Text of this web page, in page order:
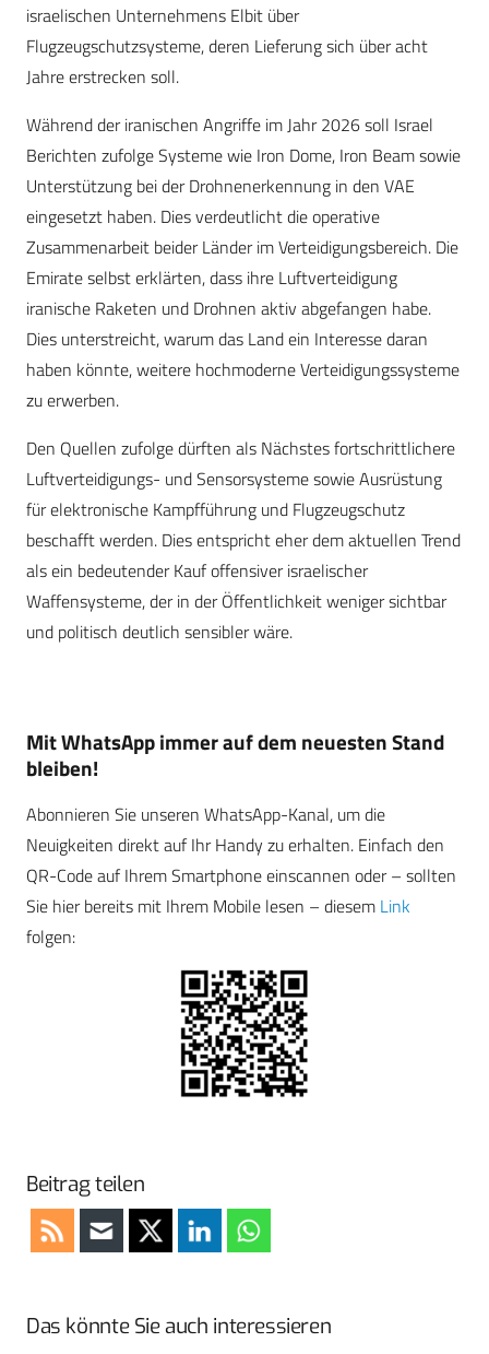
israelischen Unternehmens Elbit über
Flugzeugschutzsysteme, deren Lieferung sich über acht
Jahre erstrecken soll.
Während der iranischen Angriffe im Jahr 2026 soll Israel
Berichten zufolge Systeme wie Iron Dome, Iron Beam sowie
Unterstützung bei der Drohnenerkennung in den VAE
eingesetzt haben. Dies verdeutlicht die operative
Zusammenarbeit beider Länder im Verteidigungsbereich. Die
Emirate selbst erklärten, dass ihre Luftverteidigung
iranische Raketen und Drohnen aktiv abgefangen habe.
Dies unterstreicht, warum das Land ein Interesse daran
haben könnte, weitere hochmoderne Verteidigungssysteme
zu erwerben.
Den Quellen zufolge dürften als Nächstes fortschrittlichere
Luftverteidigungs- und Sensorsysteme sowie Ausrüstung
für elektronische Kampfführung und Flugzeugschutz
beschafft werden. Dies entspricht eher dem aktuellen Trend
als ein bedeutender Kauf offensiver israelischer
Waffensysteme, der in der Öffentlichkeit weniger sichtbar
und politisch deutlich sensibler wäre.
Mit WhatsApp immer auf dem neuesten Stand
bleiben!
Abonnieren Sie unseren WhatsApp-Kanal, um die
Neuigkeiten direkt auf Ihr Handy zu erhalten. Einfach den
QR-Code auf Ihrem Smartphone einscannen oder – sollten
Sie hier bereits mit Ihrem Mobile lesen – diesem Link
folgen:
Beitrag teilen
Das könnte Sie auch interessieren